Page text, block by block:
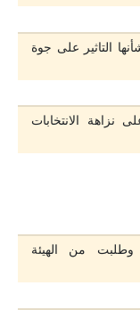
التاثير على جوة
نزاهة الانتخابات
من الهيئة